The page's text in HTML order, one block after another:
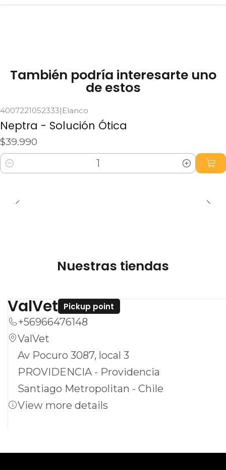
También podría interesarte uno
de estos
4007221052333| Elanco
Neptra - Solución Ótica
$39.990
Cantidad
Nuestras tiendas
ValVet Pickup point
+56966476148
ValVet
Av Pocuro 3087, local 3
PROVIDENCIA - Providencia
Santiago Metropolitan - Chile
View more details